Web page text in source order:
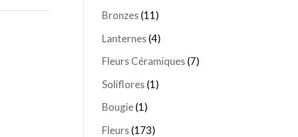
Bronzes (11)
Lanternes (4)
Fleurs Céramiques (7)
Soliflores (1)
Bougie(1)
Fleurs (173)